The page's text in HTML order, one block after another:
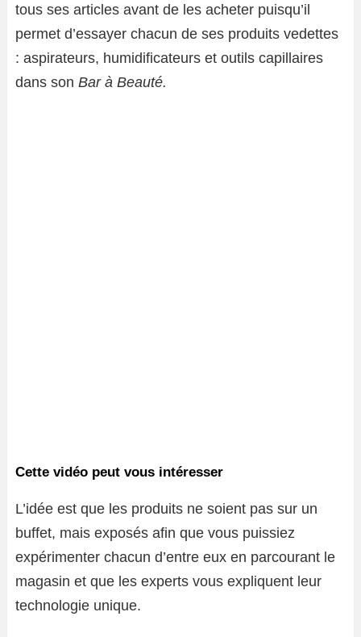
tous ses articles avant de les acheter puisqu’il
permet d’essayer chacun de ses produits vedettes
: aspirateurs, humidificateurs et outils capillaires
dans son Bar à Beauté.
Cette vidéo peut vous intéresser
L’idée est que les produits ne soient pas sur un
buffet, mais exposés afin que vous puissiez
expérimenter chacun d’entre eux en parcourant le
magasin et que les experts vous expliquent leur
technologie unique.